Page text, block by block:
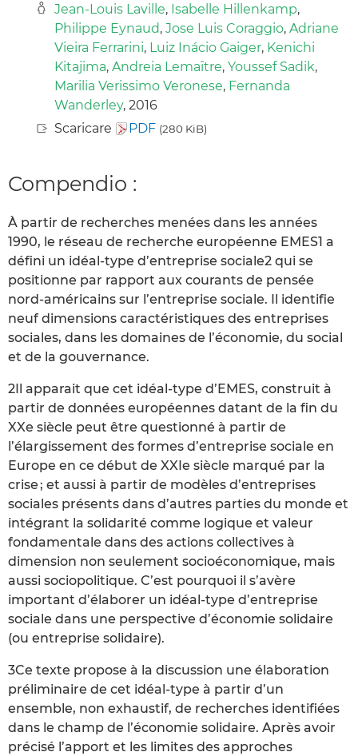
Jean-Louis Laville, Isabelle Hillenkamp,
Philippe Eynaud, Jose Luis Coraggio, Adriane
Vieira Ferrarini, Luiz Inácio Gaiger, Kenichi
Kitajima, Andreia Lemaître, Youssef Sadik,
Marilia Verissimo Veronese, Fernanda
Wanderley, 2016
Scaricare
PDF (280 KiB)
Compendio :
À partir de recherches menées dans les années
1990, le réseau de recherche européenne EMES1 a
défini un idéal-type d’entreprise sociale2 qui se
positionne par rapport aux courants de pensée
nord-américains sur l’entreprise sociale. Il identifie
neuf dimensions caractéristiques des entreprises
sociales, dans les domaines de l’économie, du social
et de la gouvernance.
2Il apparait que cet idéal-type d’EMES, construit à
partir de données européennes datant de la fin du
XXe siècle peut être questionné à partir de
l’élargissement des formes d’entreprise sociale en
Europe en ce début de XXIe siècle marqué par la
crise ; et aussi à partir de modèles d’entreprises
sociales présents dans d’autres parties du monde et
intégrant la solidarité comme logique et valeur
fondamentale dans des actions collectives à
dimension non seulement socioéconomique, mais
aussi sociopolitique. C’est pourquoi il s’avère
important d’élaborer un idéal-type d’entreprise
sociale dans une perspective d’économie solidaire
(ou entreprise solidaire).
3Ce texte propose à la discussion une élaboration
préliminaire de cet idéal-type à partir d’un
ensemble, non exhaustif, de recherches identifiées
dans le champ de l’économie solidaire. Après avoir
précisé l’apport et les limites des approches